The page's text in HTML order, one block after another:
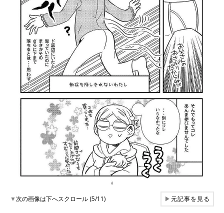
▼次の画像は下へスクロール (5/11) ▶元記事を見る